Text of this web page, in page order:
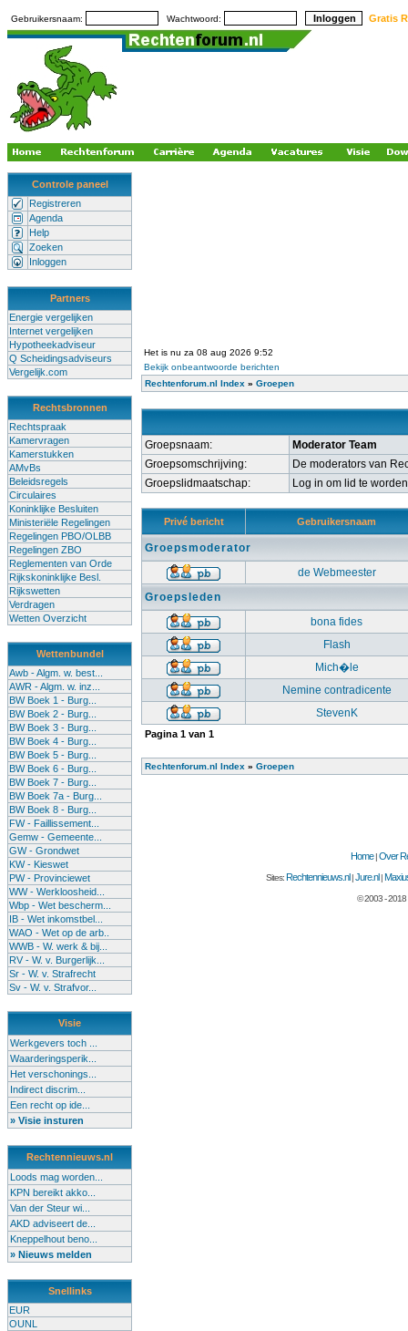
Gebruikersnaam: Wachtwoord: Gratis
Controle paneel
Registreren
Agenda
Help
Zoeken
Inloggen
Partners
Energie vergelijken
Internet vergelijken
Hypotheekadviseur
Q Scheidingsadviseurs
Vergelijk.com
Rechtsbronnen
Rechtspraak
Kamervragen
Kamerstukken
AMvBs
Beleidsregels
Circulaires
Koninklijke Besluiten
Ministeriële Regelingen
Regelingen PBO/OLBB
Regelingen ZBO
Reglementen van Orde
Rijkskoninklijke Besl.
Rijkswetten
Verdragen
Wetten Overzicht
Wettenbundel
Awb - Algm. w. best...
AWR - Algm. w. inz...
BW Boek 1 - Burg...
BW Boek 2 - Burg...
BW Boek 3 - Burg...
BW Boek 4 - Burg...
BW Boek 5 - Burg...
BW Boek 6 - Burg...
BW Boek 7 - Burg...
BW Boek 7a - Burg...
BW Boek 8 - Burg...
FW - Faillissement...
Gemw - Gemeente...
GW - Grondwet
KW - Kieswet
PW - Provinciewet
WW - Werkloosheid...
Wbp - Wet bescherm...
IB - Wet inkomstbel...
WAO - Wet op de arb..
WWB - W. werk & bij...
RV - W. v. Burgerlijk...
Sr - W. v. Strafrecht
Sv - W. v. Strafvor...
Visie
Werkgevers toch ...
Waarderingsperik...
Het verschonings...
Indirect discrim...
Een recht op ide...
» Visie insturen
Rechtennieuws.nl
Loods mag worden...
KPN bereikt akko...
Van der Steur wi...
AKD adviseert de...
Kneppelhout beno...
» Nieuws melden
Snellinks
EUR
OUNL
Het is nu za 08 aug 2026 9:52
Bekijk onbeantwoorde berichten
Rechtenforum.nl Index » Groepen
Groepsnaam:
Moderator Team
Groepsomschrijving:
De moderators van
Groepslidmaatschap:
Log in om lid te
Privé bericht Gebruikersnaam
Groepsmoderator
de Webmeester
Groepsleden
bona fides
Flash
Mich�le
Nemine contradicente
StevenK
Pagina 1 van 1
Rechtenforum.nl Index » Groepen
Home|Over
Sites:Rechtennieuws.nl |Jure.nl |
© 2003 - 2018